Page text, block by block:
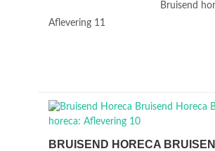
Bruisend
Aflevering 11
BRUISEND HORECA